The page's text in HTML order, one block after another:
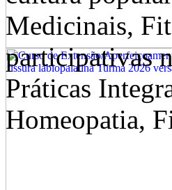
Medicinais,
participativas
Práticas
Homeopatia,